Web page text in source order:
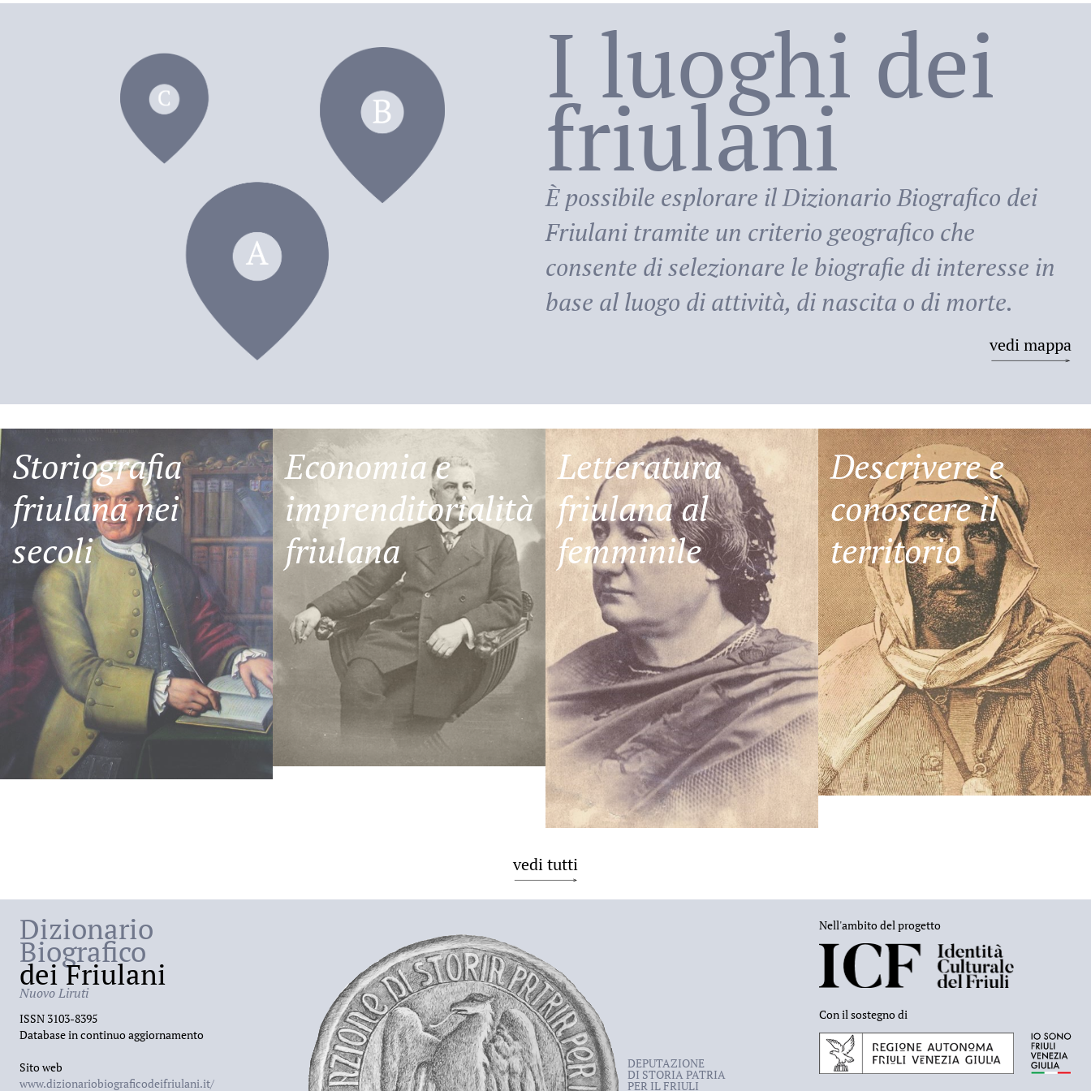
dei Friulani
I luoghi dei
friulani
È possibile esplorare ilDizionario Biografico dei
Friulani tramite un criterio geografico che
consente di selezionare le biografie di interesse in
base al luogo di attività, di nascita o di morte.
vedi mappa
Storiografia
friulana nei
secoli
Economia e
imprenditorialità
friulana
Letteratura
friulana al
femminile
Descrivere e
conoscere il
territorio
vedi tutti
Dizionario
Biografico
dei Friulani
Nuovo Liruti
ISSN 3103-8395
Database in continuo aggiornamento
Sito web
www.dizionariobiograficodeifriulani.it/
DEPUTAZIONE
DI STORIA PATRIA
PER IL FRIULI
Nell'ambito del progetto
Con il sostegno di